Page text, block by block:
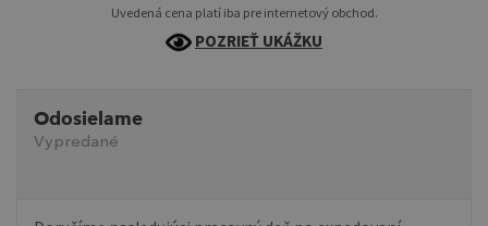
Uvedená cena platí iba pre internetový obchod.
POZRIEŤ UKÁŽKU
Odosielame
Vypredané